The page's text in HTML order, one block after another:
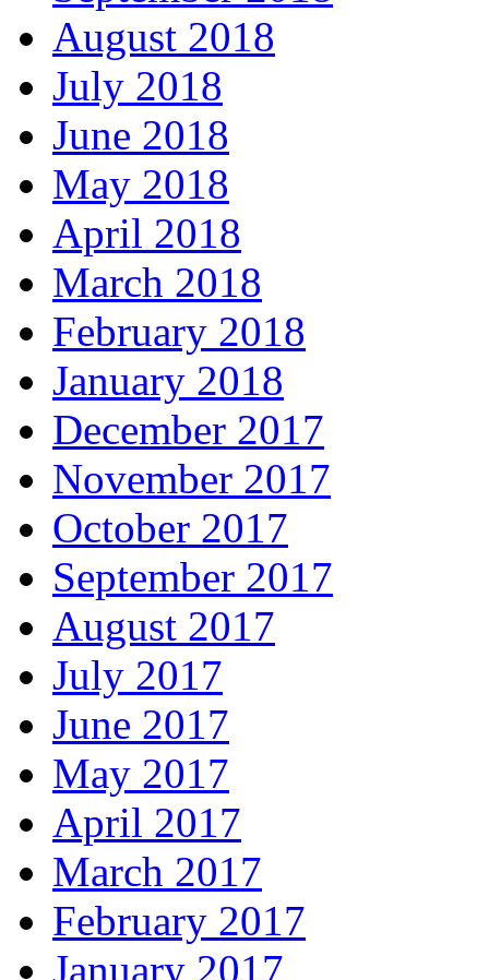
August 2018
July 2018
June 2018
May 2018
April 2018
March 2018
February 2018
January 2018
December 2017
November 2017
October 2017
September 2017
August 2017
July 2017
June 2017
May 2017
April 2017
March 2017
February 2017
January 2017